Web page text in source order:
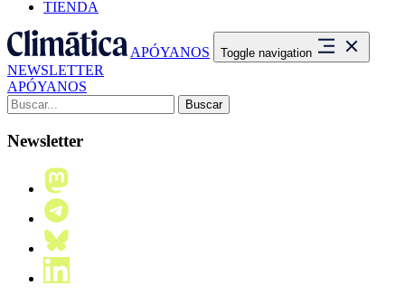
TIENDA
APÓYANOS Toggle navigation
NEWSLETTER
APÓYANOS
Buscar:
Newsletter